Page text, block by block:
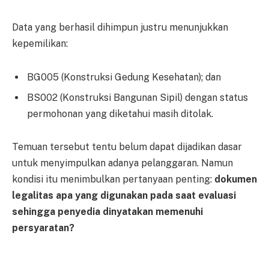
Data yang berhasil dihimpun justru menunjukkan
kepemilikan:
BG005 (Konstruksi Gedung Kesehatan); dan
BS002 (Konstruksi Bangunan Sipil) dengan status
permohonan yang diketahui masih ditolak.
Temuan tersebut tentu belum dapat dijadikan dasar
untuk menyimpulkan adanya pelanggaran. Namun
kondisi itu menimbulkan pertanyaan penting: dokumen
legalitas apa yang digunakan pada saat evaluasi
sehingga penyedia dinyatakan memenuhi
persyaratan?